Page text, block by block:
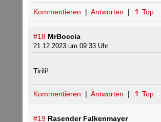
Kommentieren | Antworten | ⇑ Top
#18 MrBoccia
21.12.2023 um 09:33 Uhr
Tirili!
Kommentieren | Antworten | ⇑ Top
#19 Rasender Falkenmayer